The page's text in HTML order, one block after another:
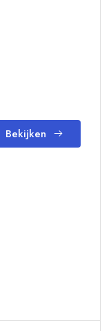
Bekijken